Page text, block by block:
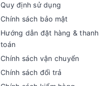
Quy định sử dụng
Chính sách bảo mật
Hướng dẫn đặt hàng & thanh
toán
Chính sách vận chuyển
Chính sách đổi trả